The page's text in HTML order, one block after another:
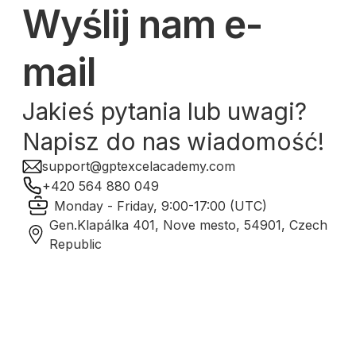
Wyślij nam e-
mail
Jakieś pytania lub uwagi?
Napisz do nas wiadomość!
support@gptexcelacademy.com
+420 564 880 049
Monday - Friday, 9:00-17:00 (UTC)
Gen.Klapálka 401, Nove mesto, 54901, Czech
Republic